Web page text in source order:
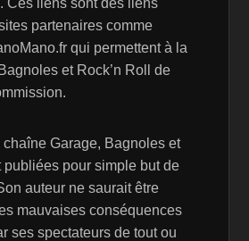
partenaires comme
qui permettent à la
et Rock’n Roll de
chaîne Garage, Bagnoles et
publiées pour simple but de
auteur ne saurait être
mauvaises conséquences
ses spectateurs de tout ou